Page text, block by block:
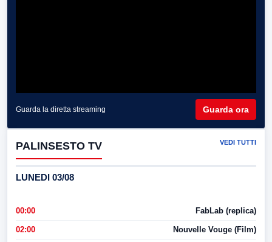
Guarda la diretta streaming Guarda ora
PALINSESTO TV VEDI TUTTI
LUNEDI 03/08
00:00 FabLab (replica)
02:00 Nouvelle Vouge (Film)